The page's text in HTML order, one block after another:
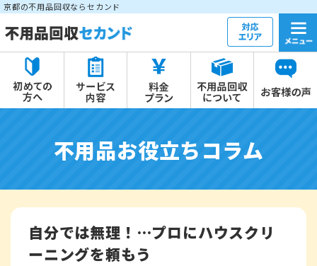
京都の不用品回収ならセカンド
不用品お役立ちコラム
自分では無理！…プロにハウスクリ
ーニングを頼もう